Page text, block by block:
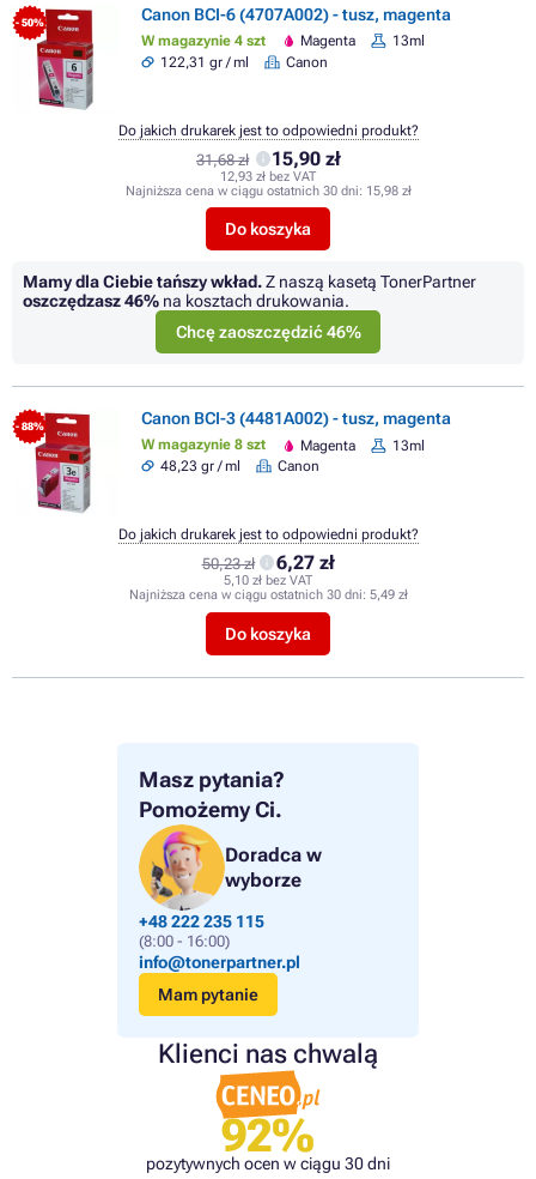
Masz pytania?
Pomożemy Ci.
Doradca w
wyborze
+48 222 235 115
(8:00 - 16:00)
info@tonerpartner.pl
Mam pytanie
Klienci nas chwalą
92%
pozytywnych ocen w ciągu 30 dni
- 50% Canon BCI-6 (4707A002) - tusz, magenta
W magazynie 4 szt Magenta
13ml
122,31 gr / ml
Canon
31,68 zł 15,90 zł
12,93 zł bez VAT
Najniższa cena w ciągu ostatnich 30 dni: 15,98 zł
Do koszyka
Do jakich drukarek jest to odpowiedni produkt?
Mamy dla Ciebie tańszy wkład.Z naszą kasetą TonerPartner
oszczędzasz46% na kosztach drukowania.
Chcę zaoszczędzić 46%
- 88% Canon BCI-3 (4481A002) - tusz, magenta
W magazynie 8 szt Magenta
13ml
48,23 gr / ml
Canon
50,23 zł 6,27 zł
5,10 zł bez VAT
Najniższa cena w ciągu ostatnich 30 dni: 5,49 zł
Do koszyka
Do jakich drukarek jest to odpowiedni produkt?